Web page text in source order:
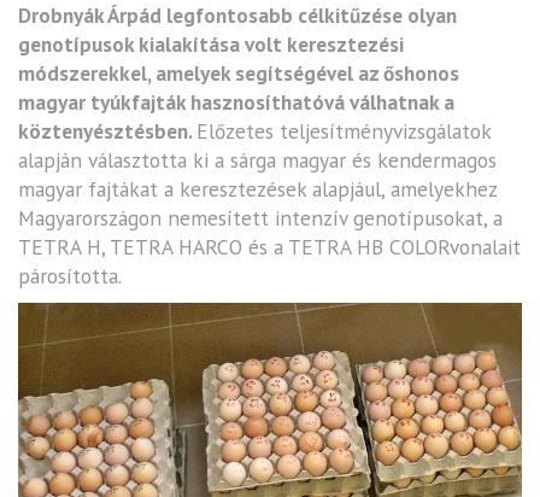
Drobnyák Árpád legfontosabb célkitűzése olyan
genotípusok kialakítása volt keresztezési
módszerekkel, amelyek segítségével az őshonos
magyar tyúkfajták hasznosíthatóvá válhatnak a
köztenyésztésben.Előzetes teljesítményvizsgálatok
alapján választotta ki a sárga magyar és kendermagos
magyar fajtákat a keresztezések alapjául, amelyekhez
Magyarországon nemesített intenzív genotípusokat, a
TETRA H, TETRA HARCO és a TETRA HB COLORvonalait
párosította.